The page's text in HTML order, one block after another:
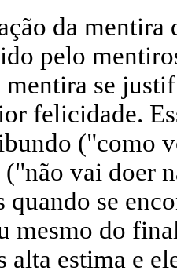
da mentira
pelo
se
felicidade.
("como
("não vai doer
quando se
mesmo do
alta estima e